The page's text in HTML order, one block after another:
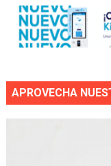
APROVECHA